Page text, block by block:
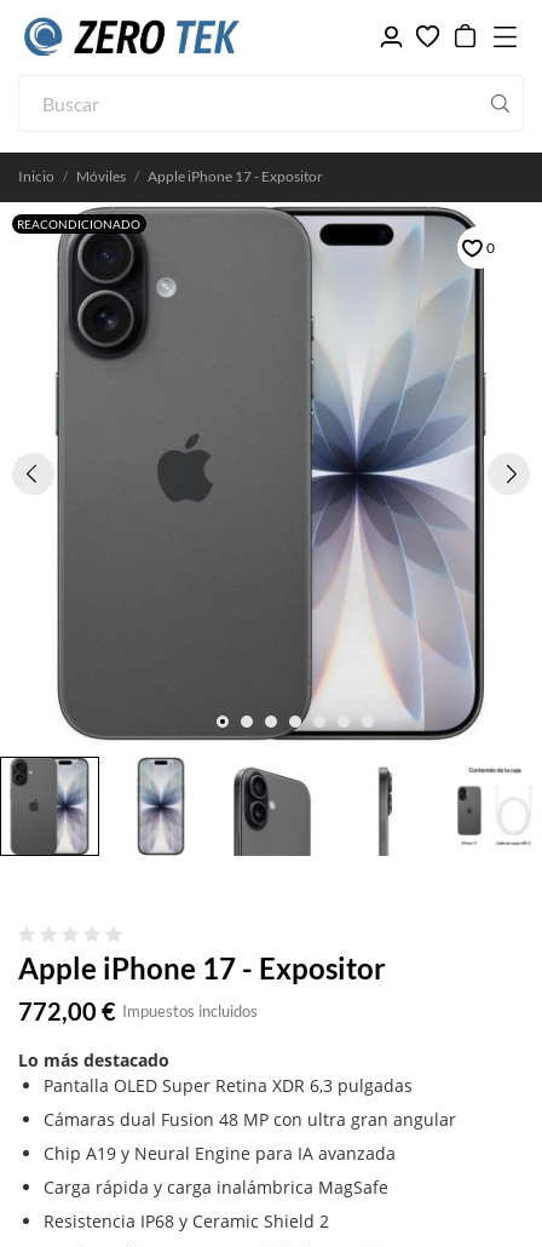
Inicio Móviles Apple iPhone 17 - Expositor
REACONDICIONADO
0
Apple iPhone 17 - Expositor
772,00 € Impuestos incluidos
Lo más destacado
Pantalla OLED Super Retina XDR 6,3 pulgadas
Cámaras dual Fusion 48 MP con ultra gran angular
Chip A19 y Neural Engine para IA avanzada
Carga rápida y carga inalámbrica MagSafe
Resistencia IP68 y Ceramic Shield 2